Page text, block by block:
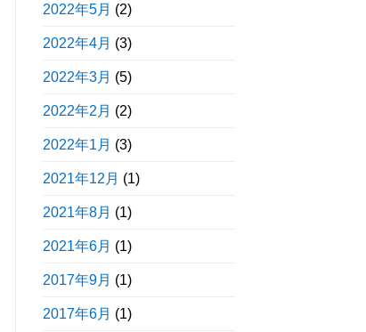
2022年5月 (2)
2022年4月 (3)
2022年3月 (5)
2022年2月 (2)
2022年1月 (3)
2021年12月 (1)
2021年8月 (1)
2021年6月 (1)
2017年9月 (1)
2017年6月 (1)